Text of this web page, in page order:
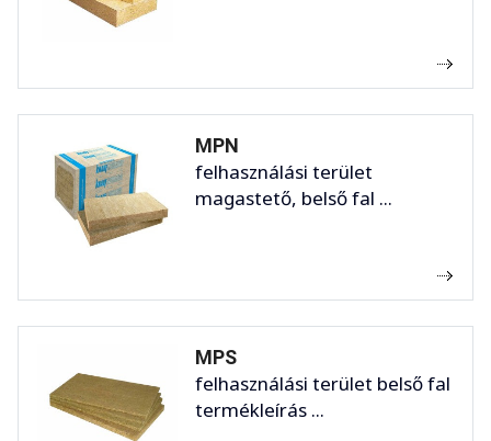
MPN
felhasználási terület
magastető, belső fal ...
MPS
felhasználási terület belső fal
termékleírás ...